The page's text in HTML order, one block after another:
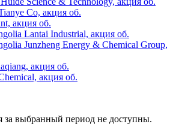
Co, акция об.
акция об.
Lantai Industrial, акция об.
Junzheng Energy & Chemical Group,
акция об.
акция об.
за выбранный период не доступны.